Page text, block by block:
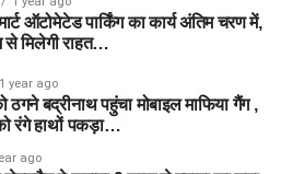
ऑटोमेटेड पार्किंग का कार्य अंतिम चरण में,
मिलेगी राहत…
1 year ago
ठगने बद्रीनाथ पहुंचा मोबाइल माफिया गैंग ,
रंगे हाथों पकड़ा…
ago